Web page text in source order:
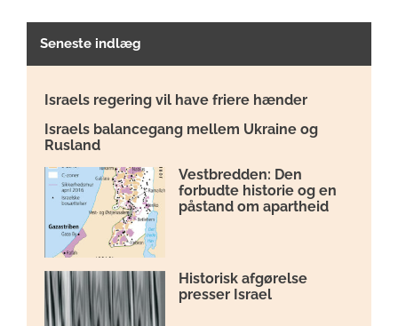
Seneste indlæg
Israels regering vil have friere hænder
Israels balancegang mellem Ukraine og
Rusland
Vestbredden: Den
forbudte historie og en
påstand om apartheid
Historisk afgørelse
presser Israel